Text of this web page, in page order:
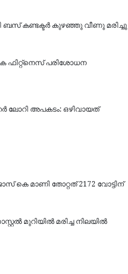
ബസ് കണ്ടക്ടര്‍ കുഴഞ്ഞു വീണു മരിച്ചു
ഫിറ്റ്‌നെസ് പരിശോധന
ലോറി അപകടം: ഒഴിവായത്
കെ മാണി തോറ്റത് 2172 വോട്ടിന്
മുറിയിൽ മരിച്ച നിലയിൽ